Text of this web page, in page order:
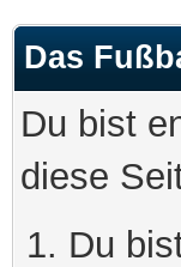
Das
Du bist
diese
Du